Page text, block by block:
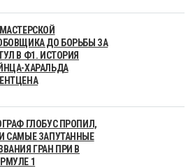
ДО БОРЬБЫ ЗА
В Ф1. ИСТОРИЯ
ХАРАЛЬДА
ГЛОБУС ПРОПИЛ,
САМЫЕ ЗАПУТАННЫЕ
ГРАН ПРИ В
1